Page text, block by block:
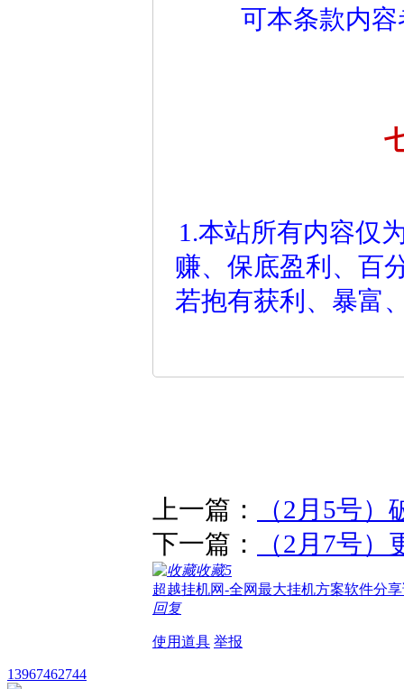
可本条款内
1.本站所有内容仅
赚、保底盈利、百
若抱有获利、暴富
上一篇：
（2月5号
下一篇：
（2月7号
收藏5
超越挂机网-全网最大挂机方案软件分
回复
使用道具 举报
13967462744